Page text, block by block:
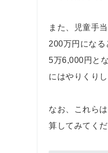
また、児童手
200万円にな
5万6,000円と
にはやりくり
なお、これら
算してみてくだ